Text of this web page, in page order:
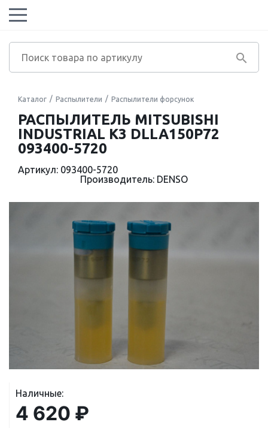
Каталог Распылители Распылители форсунок
РАСПЫЛИТЕЛЬ MITSUBISHI
INDUSTRIAL K3 DLLA150P72
093400-5720
Артикул: 093400-5720
Производитель: DENSO
Наличные:
4 620 ₽